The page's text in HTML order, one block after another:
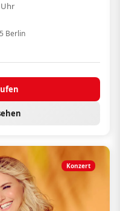
Uhr
Berlin
Konzert